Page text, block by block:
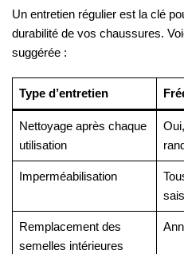
Un entretien régulier est la clé
durabilité de vos chaussures.
suggérée :
Type d’entretien
Nettoyage après chaque
utilisation
Imperméabilisation
Remplacement des
semelles intérieures